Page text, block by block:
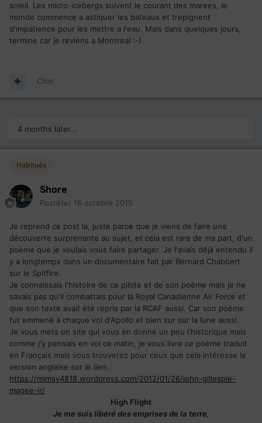
soleil. Les micro-icebergs suivent le courant des marees, le
monde commence a astiquer les bateaux et trepignent
d'impatience pour les mettre a l'eau. Mais dans quelques jours,
termine car je reviens a Montreal :-)
Citer
4 months later...
Habitués
Shore
Posté(e) 16 octobre 2015
Je reprend ce post la, juste parce que je viens de faire une
découverte surprenante au sujet, et cela est rare de ma part, d'un
poème que je voulais vous faire partager. Je l'avais déjà entendu il
y a longtemps dans un documentaire fait par Bernard Chabbert
sur le Spitfire.
Je connaissais l'histoire de ce pilote et de son poème mais je ne
savais pas qu'il combattais pour la Royal Canadienne Air Force et
que son texte avait été repris par la RCAF aussi. Car son poème
fut emmené à chaque vol d'Apollo et bien sur sur la lune aussi.
Je vous mets un site qui vous en donne un peu l'historique mais
comme j'y pensais en vol ce matin, je vous livre ce poème traduit
en Français mais vous trouverez pour ceux que cela intéresse la
version anglaise sur le lien.
https://mimsy4818.wordpress.com/2012/01/26/john-gillespie-
magee-jr/
High Flight
Je me suis libéré des emprises de la terre,